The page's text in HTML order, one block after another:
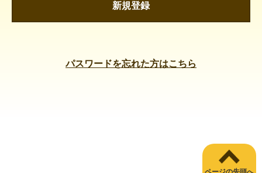
新規登録
パスワードを忘れた方はこちら